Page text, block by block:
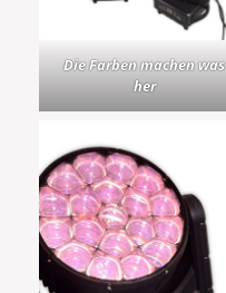
Die Farben machen was
her